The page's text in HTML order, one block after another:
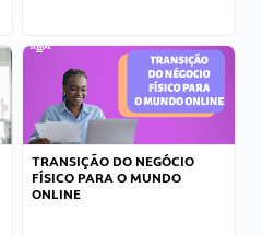
TRANSIÇÃO DO NEGÓCIO
FÍSICO PARA O MUNDO
ONLINE